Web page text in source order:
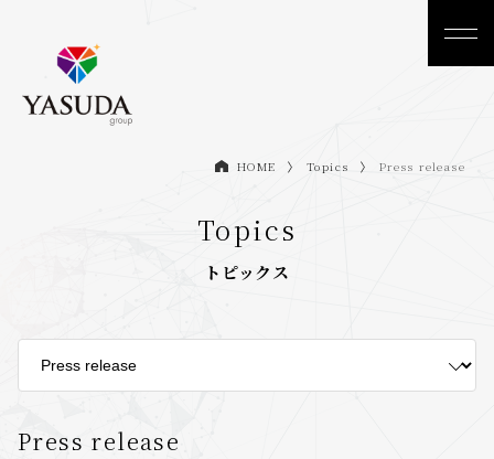
HOME Topics Press release
Topics
トピックス
Press release